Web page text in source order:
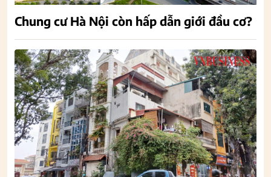
Chung cư Hà Nội còn hấp dẫn giới đầu cơ?